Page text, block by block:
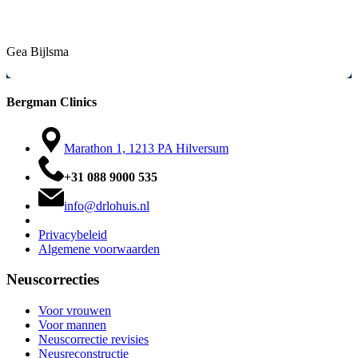
Gea Bijlsma
Bergman Clinics
Marathon 1, 1213 PA Hilversum
+31 088 9000 535
info@drlohuis.nl
Privacybeleid
Algemene voorwaarden
Neuscorrecties
Voor vrouwen
Voor mannen
Neuscorrectie revisies
Neusreconstructie